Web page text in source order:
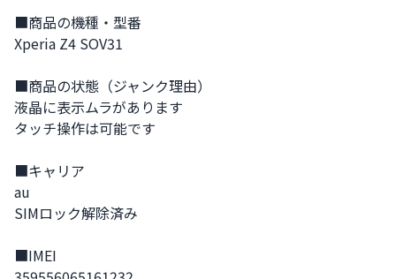
■商品の機種・型番
Xperia Z4 SOV31
■商品の状態（ジャンク理由）
液晶に表示ムラがあります
タッチ操作は可能です
■キャリア
au
SIMロック解除済み
■IMEI